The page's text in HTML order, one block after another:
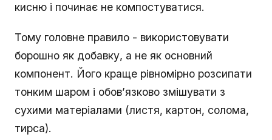
кисню і починає не компостуватися.
Тому головне правило - використовувати
борошно як добавку, а не як основний
компонент. Його краще рівномірно розсипати
тонким шаром і обов’язково змішувати з
сухими матеріалами (листя, картон, солома,
тирса).